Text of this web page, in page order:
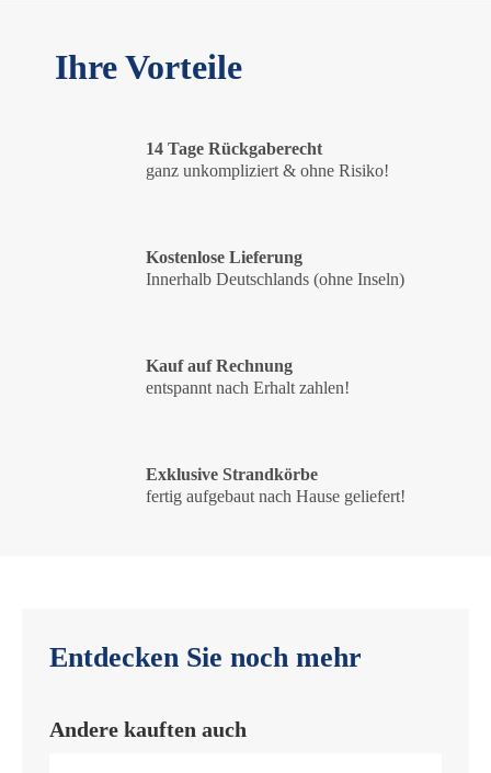
Ihre Vorteile
14 Tage Rückgaberecht
ganz unkompliziert & ohne Risiko!
Kostenlose Lieferung
Innerhalb Deutschlands (ohne Inseln)
Kauf auf Rechnung
entspannt nach Erhalt zahlen!
Exklusive Strandkörbe
fertig aufgebaut nach Hause geliefert!
Entdecken Sie noch mehr
Andere kauften auch